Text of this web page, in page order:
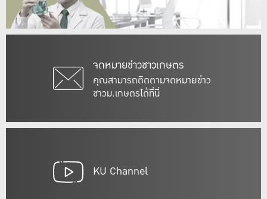
จดหมายข่าวชาวเกษตร
คุณสามารถติดตามจดหมายข่าว
ชาวม.เกษตรได้ที่นี่
KU Channel